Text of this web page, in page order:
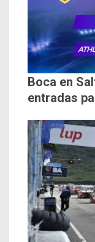
Boca en
entradas